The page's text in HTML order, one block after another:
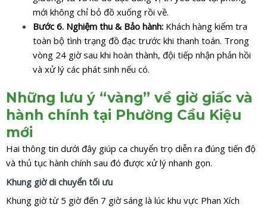
mới không chỉ bỏ đồ xuống rồi về.
Bước 6. Nghiệm thu & Bảo hành: Khách hàng kiểm tra
toàn bộ tình trạng đồ đạc trước khi thanh toán. Trong
vòng 24 giờ sau khi hoàn thành, đội tiếp nhận phản hồi
và xử lý các phát sinh nếu có.
Những lưu ý “vàng” về giờ giấc và
hành chính tại Phường Cầu Kiệu
mới
Hai thông tin dưới đây giúp ca chuyển trọ diễn ra đúng tiến độ
và thủ tục hành chính sau đó được xử lý nhanh gọn.
Khung giờ di chuyển tối ưu
Khung giờ từ 5 giờ đến 7 giờ sáng là lúc khu vực Phan Xích